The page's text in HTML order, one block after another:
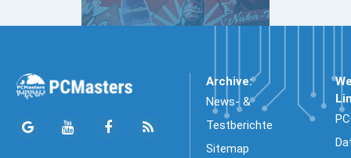
Archive:
News- &
Testberichte
Sitemap